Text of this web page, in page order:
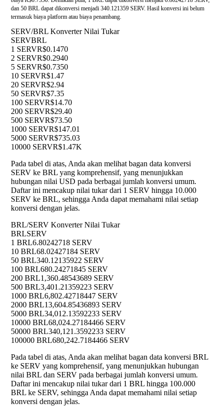
dan 50 BRL dapat dikonversi menjadi 340.121359 SERV. Hasil konversi ini belum
termasuk biaya platform atau biaya penambang.
SERV/BRL Konverter Nilai Tukar
SERVBRL
1 SERVR$0.1470
2 SERVR$0.2940
5 SERVR$0.7350
10 SERVR$1.47
20 SERVR$2.94
50 SERVR$7.35
100 SERVR$14.70
200 SERVR$29.40
500 SERVR$73.50
1000 SERVR$147.01
5000 SERVR$735.03
10000 SERVR$1.47K
Pada tabel di atas, Anda akan melihat bagan data konversi
SERV ke BRL yang komprehensif, yang menunjukkan
hubungan nilai USD pada berbagai jumlah konversi umum.
Daftar ini mencakup nilai tukar dari 1 SERV hingga 10.000
SERV ke BRL, sehingga Anda dapat memahami nilai setiap
konversi dengan jelas.
BRL/SERV Konverter Nilai Tukar
BRLSERV
1 BRL6.80242718 SERV
10 BRL68.02427184 SERV
50 BRL340.12135922 SERV
100 BRL680.24271845 SERV
200 BRL1,360.48543689 SERV
500 BRL3,401.21359223 SERV
1000 BRL6,802.42718447 SERV
2000 BRL13,604.85436893 SERV
5000 BRL34,012.13592233 SERV
10000 BRL68,024.27184466 SERV
50000 BRL340,121.3592233 SERV
100000 BRL680,242.7184466 SERV
Pada tabel di atas, Anda akan melihat bagan data konversi BRL
ke SERV yang komprehensif, yang menunjukkan hubungan
nilai BRL dan SERV pada berbagai jumlah konversi umum.
Daftar ini mencakup nilai tukar dari 1 BRL hingga 100.000
BRL ke SERV, sehingga Anda dapat memahami nilai setiap
konversi dengan jelas.